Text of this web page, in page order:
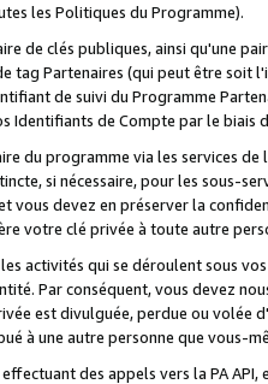
les Politiques du Programme).
de clés publiques, ainsi qu'une
tag Partenaires (qui peut être soit
de suivi du Programme
Identifiants de Compte par le biais
du programme via les services
si nécessaire, pour les sous-
vous devez en préserver la
votre clé privée à toute autre
activités qui se déroulent sous
Par conséquent, vous devez
est divulguée, perdue ou volée
à une autre personne que vous-
effectuant des appels vers la PA